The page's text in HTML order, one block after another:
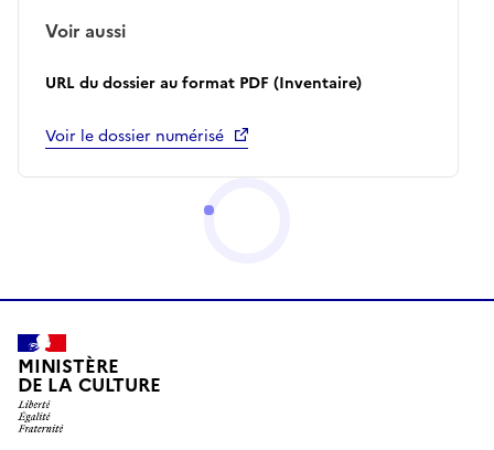
Voir aussi
URL du dossier au format PDF (Inventaire)
Voir le dossier numérisé
MINISTÈRE
DE LA CULTURE